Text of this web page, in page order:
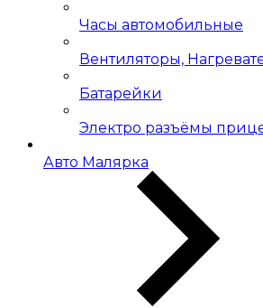
Часы автомобильные
Вентиляторы,
Батарейки
Электро разъёмы
Авто Малярка